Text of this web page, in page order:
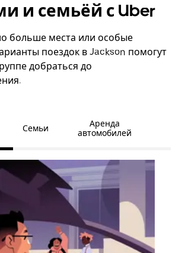
и семьёй с Uber
больше места или особые
поездок в Jackson помогут
добраться до
Семьи
Аренда
автомобилей